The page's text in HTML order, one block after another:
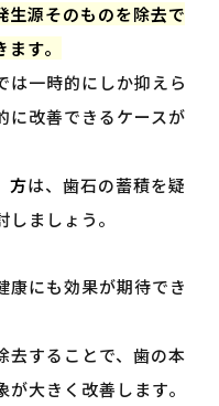
生源そのものを除去で
す。
は一時的にしか抑えら
に改善できるケースが
方は、歯石の蓄積を疑
ましょう。
康にも効果が期待でき
去することで、歯の本
大きく改善します。